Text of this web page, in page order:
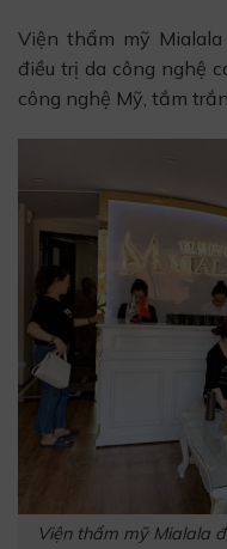
Viện thẩm mỹ
điều trị da công nghệ
công nghệ Mỹ, tắm
Viện thẩm mỹ Mialala